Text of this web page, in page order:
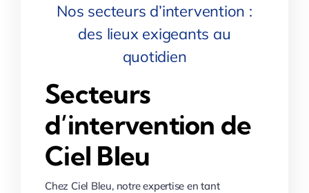
Nos secteurs d’intervention :
des lieux exigeants au
quotidien
Secteurs
d’intervention de
Ciel Bleu
Chez Ciel Bleu, notre expertise en tant